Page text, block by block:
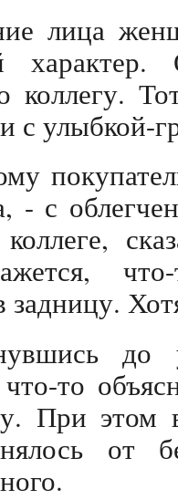
лица
коллегу.
с улыбкой-
- с
коллеге,
задницу.
до
то
При этом
от